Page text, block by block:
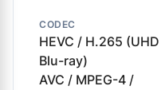
CODEC
HEVC / H.265 (UHD
Blu-ray)
AVC / MPEG-4 /